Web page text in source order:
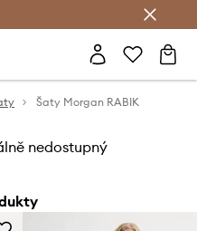
Šaty Morgan RABIK
nedostupný